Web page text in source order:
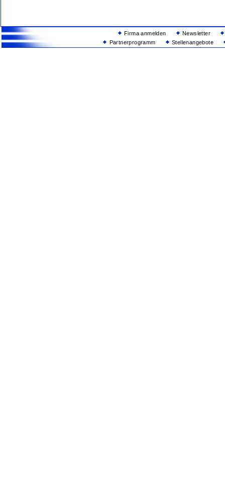
Firma anmelden
Newsletter
Partnerprogramm
Stellenangebote